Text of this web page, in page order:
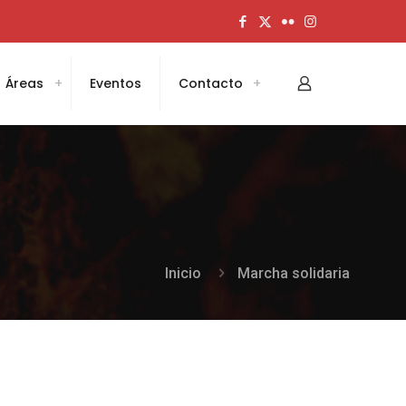
Áreas Eventos Contacto
Inicio Marcha solidaria